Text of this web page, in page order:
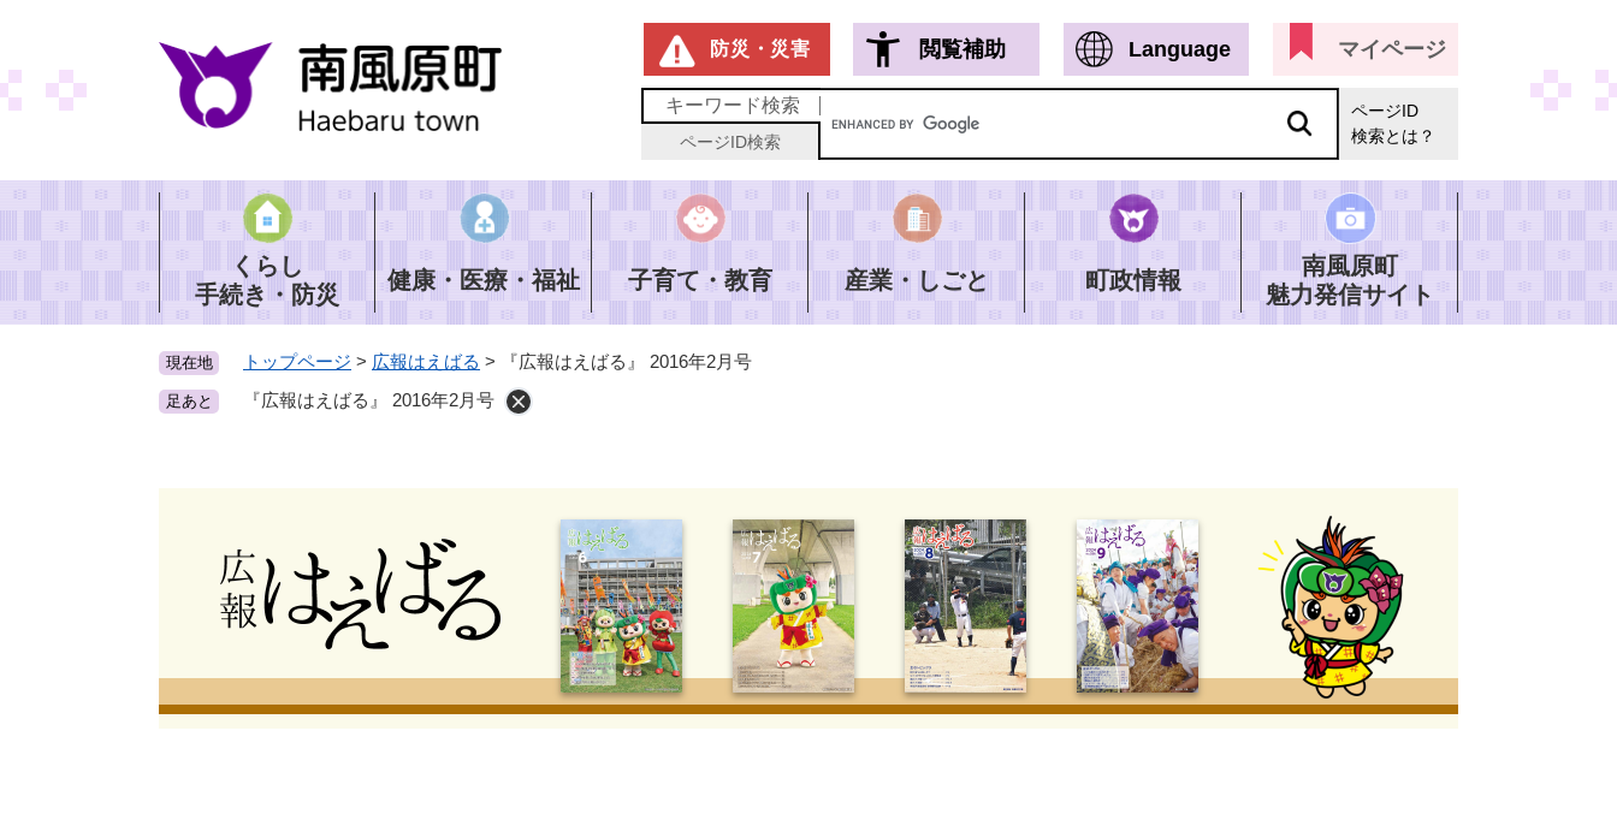
ジ
の
で
す
。
防災・災害 閲覧補助 Language マイページ
キーワード検索
ページID検索
ページID
検索とは？
くらし
手続き・防災
健康・医療・福祉 子育て・教育 産業・しごと 町政情報
南風原町
魅力発信サイト
現在地 トップページ > 広報はえばる > 『広報はえばる』 2016年2月号
足あと 『広報はえばる』 2016年2月号